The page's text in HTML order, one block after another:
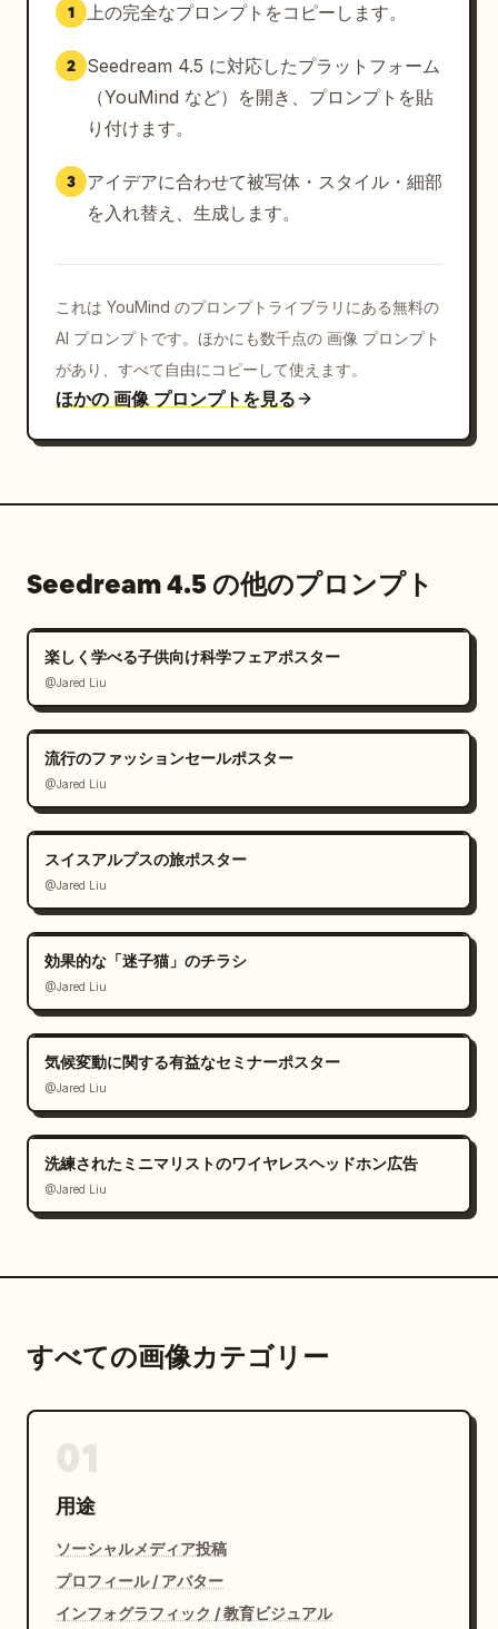
1 上の完全なプロンプトをコピーします。
2
Seedream 4.5 に対応したプラットフォーム
（YouMind など）を開き、プロンプトを貼
り付けます。
3
アイデアに合わせて被写体・スタイル・細部
を入れ替え、生成します。
これは YouMind のプロンプトライブラリにある無料の
AI プロンプトです。ほかにも数千点の 画像 プロンプト
があり、すべて自由にコピーして使えます。
ほかの 画像 プロンプトを見る
Seedream 4.5 の他のプロンプト
楽しく学べる子供向け科学フェアポスター
@Jared Liu
流行のファッションセールポスター
@Jared Liu
スイスアルプスの旅ポスター
@Jared Liu
効果的な「迷子猫」のチラシ
@Jared Liu
気候変動に関する有益なセミナーポスター
@Jared Liu
洗練されたミニマリストのワイヤレスヘッドホン広告
@Jared Liu
すべての画像カテゴリー
用途
ソーシャルメディア投稿
プロフィール / アバター
インフォグラフィック / 教育ビジュアル